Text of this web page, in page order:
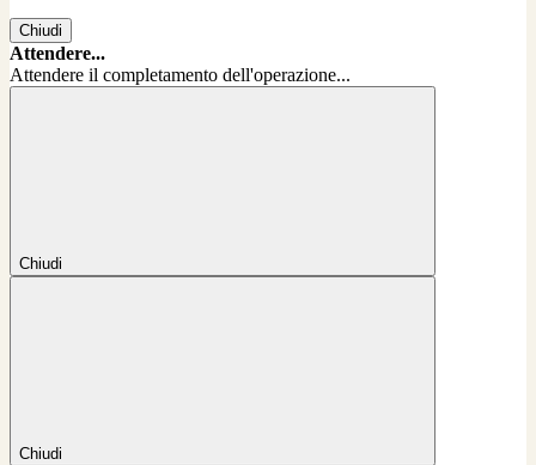
Chiudi
Attendere...
Attendere il completamento dell'operazione...
Chiudi
Chiudi